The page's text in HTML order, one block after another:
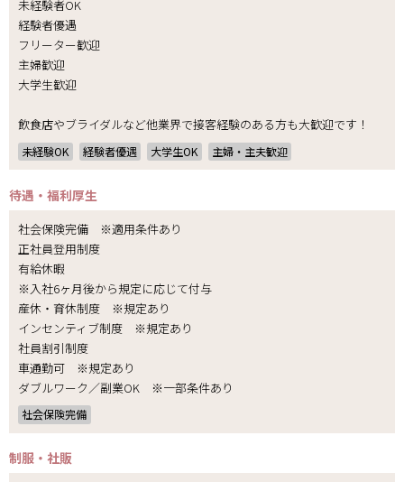
未経験者OK
経験者優遇
フリーター歓迎
主婦歓迎
大学生歓迎
飲食店やブライダルなど他業界で接客経験のある方も大歓迎です！
未経験OK 経験者優遇 大学生OK 主婦・主夫歓迎
待遇・福利厚生
社会保険完備 ※適用条件あり
正社員登用制度
有給休暇
※入社6ヶ月後から規定に応じて付与
産休・育休制度 ※規定あり
インセンティブ制度 ※規定あり
社員割引制度
車通勤可 ※規定あり
ダブルワーク／副業OK ※一部条件あり
社会保険完備
制服・社販